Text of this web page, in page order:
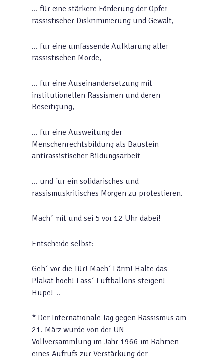
… für eine stärkere Förderung der Opfer
rassistischer Diskriminierung und Gewalt,
… für eine umfassende Aufklärung aller
rassistischen Morde,
… für eine Auseinandersetzung mit
institutionellen Rassismen und deren
Beseitigung,
… für eine Ausweitung der
Menschenrechtsbildung als Baustein
antirassistischer Bildungsarbeit
… und für ein solidarisches und
rassismuskritisches Morgen zu protestieren.
Mach´ mit und sei 5 vor 12 Uhr dabei!
Entscheide selbst:
Geh´ vor die Tür! Mach´ Lärm! Halte das
Plakat hoch! Lass´ Luftballons steigen!
Hupe! …
* Der Internationale Tag gegen Rassismus am
21. März wurde von der UN
Vollversammlung im Jahr 1966 im Rahmen
eines Aufrufs zur Verstärkung der